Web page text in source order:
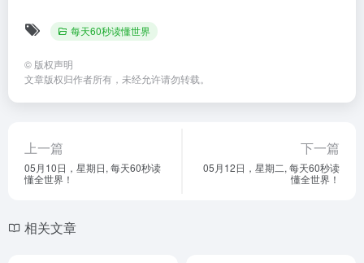
每天60秒读懂世界
© 版权声明
文章版权归作者所有，未经允许请勿转载。
上一篇
05月10日，星期日, 每天60秒读
懂全世界！
下一篇
05月12日，星期二, 每天60秒读
懂全世界！
相关文章